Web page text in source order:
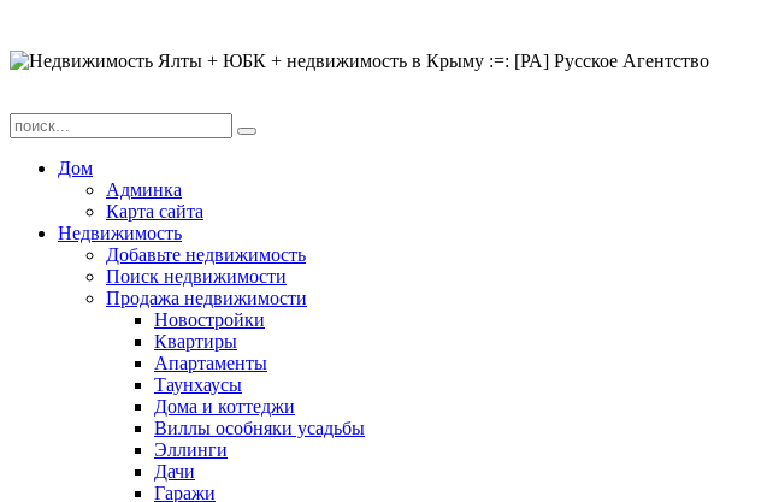
Дом
Админка
Карта сайта
Недвижимость
Добавьте недвижимость
Поиск недвижимости
Продажа недвижимости
Новостройки
Квартиры
Апартаменты
Таунхаусы
Дома и коттеджи
Виллы особняки усадьбы
Эллинги
Дачи
Гаражи